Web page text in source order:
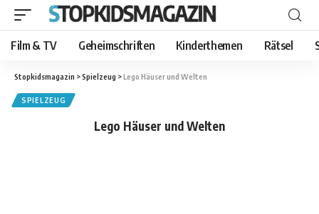
Film & TV Geheimschriften Kinderthemen Rätsel
Stopkidsmagazin >Spielzeug >Lego Häuser und Welten
SPIELZEUG
Lego Häuser und Welten